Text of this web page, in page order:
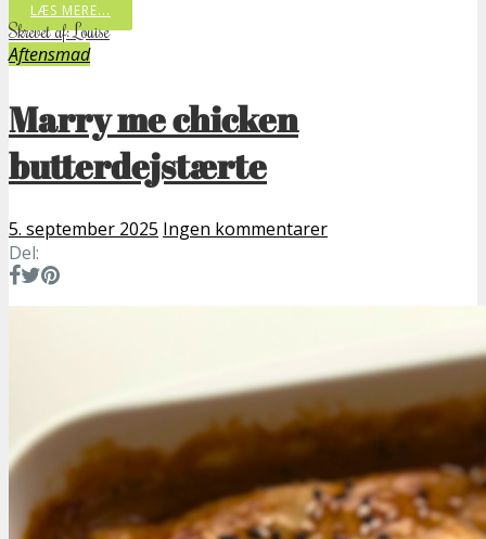
LÆS MERE...
Skrevet af: Louise
Aftensmad
Marry me chicken
butterdejstærte
5. september 2025 Ingen kommentarer
Del: